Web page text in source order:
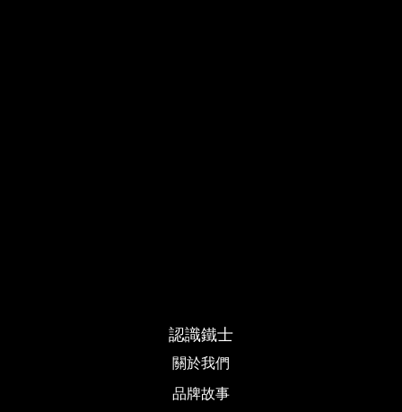
認識鐵士
關於我們
品牌故事​